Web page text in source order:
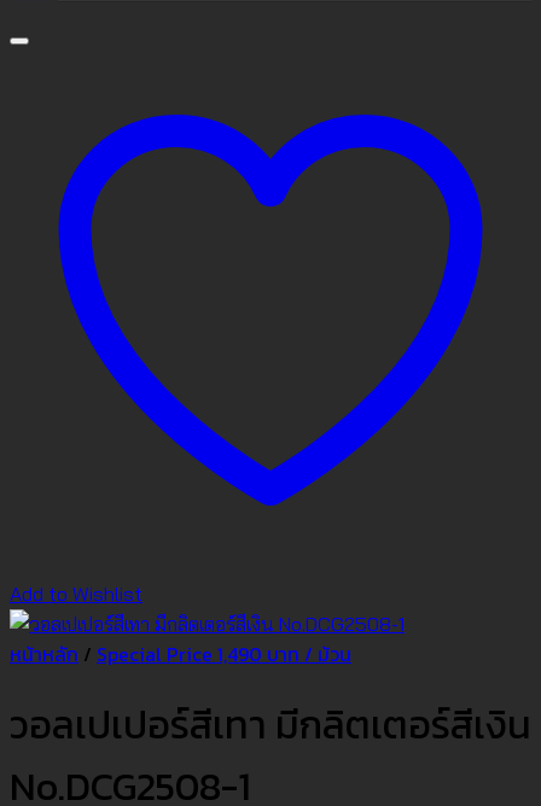
Add to Wishlist
หน้าหลัก / Special Price 1,490 บาท / ม้วน
วอลเปเปอร์สีเทา มีกลิตเตอร์สีเงิน
No.DCG2508-1